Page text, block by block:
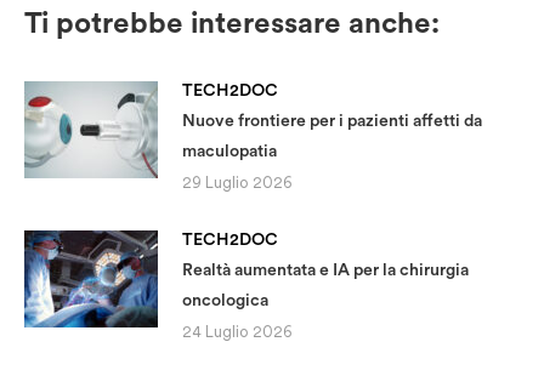
Ti potrebbe interessare anche:
TECH2DOC
Nuove frontiere per i pazienti affetti da
maculopatia
29 Luglio 2026
TECH2DOC
Realtà aumentata e IA per la chirurgia
oncologica
24 Luglio 2026